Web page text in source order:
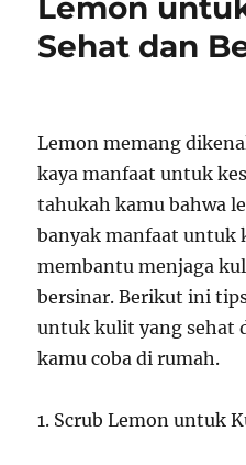
Lemon
Sehat dan
Lemon memang
kaya manfaat untuk
tahukah kamu bahwa
banyak manfaat untuk
membantu menjaga
bersinar. Berikut ini
untuk kulit yang sehat
kamu coba di rumah.
1. Scrub Lemon untuk